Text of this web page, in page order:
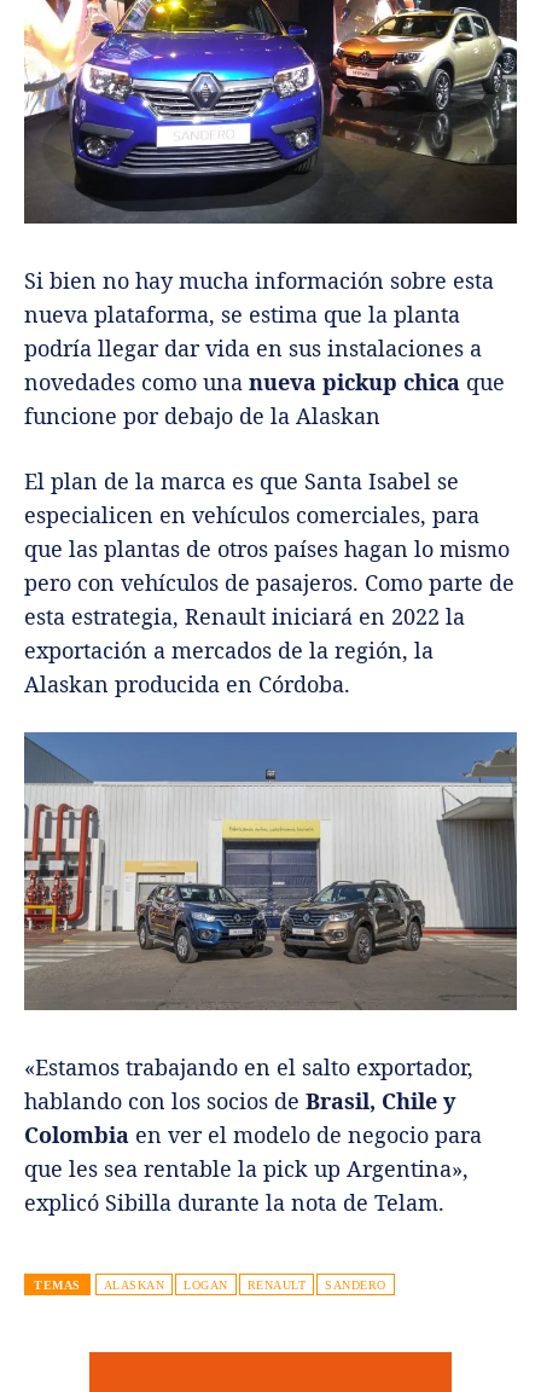
Si bien no hay mucha información sobre esta
nueva plataforma, se estima que la planta
podría llegar dar vida en sus instalaciones a
novedades como una nueva pickup chica que
funcione por debajo de la Alaskan
El plan de la marca es que Santa Isabel se
especialicen en vehículos comerciales, para
que las plantas de otros países hagan lo mismo
pero con vehículos de pasajeros. Como parte de
esta estrategia, Renault iniciará en 2022 la
exportación a mercados de la región, la
Alaskan producida en Córdoba.
«Estamos trabajando en el salto exportador,
hablando con los socios de Brasil, Chile y
Colombia en ver el modelo de negocio para
que les sea rentable la pick up Argentina»,
explicó Sibilla durante la nota de Telam.
TEMAS ALASKAN LOGAN RENAULT SANDERO